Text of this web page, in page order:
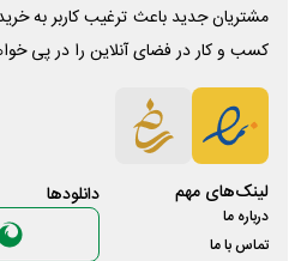
مشتریان جدید باعث ترغیب کاربر به
کسب و کار در فضای آنلاین را در پی
لینک‌های مهم
درباره ما
تماس با ما
دانلود‌ها